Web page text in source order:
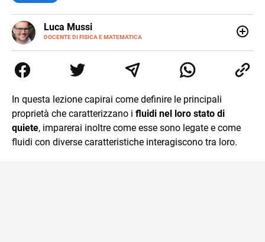
Luca Mussi
DOCENTE DI FISICA E MATEMATICA
LINKEDIN
ALTRI
SITI
supporto allo studio con sedi a Milano e in Brianza.
Appassionato di cucina, viaggi, e sport come rugby,
imparare.
In questa lezione capirai come definire le principali
proprietà che caratterizzano i fluidi nel loro stato di
quiete, imparerai inoltre come esse sono legate e come
fluidi con diverse caratteristiche interagiscono tra loro.